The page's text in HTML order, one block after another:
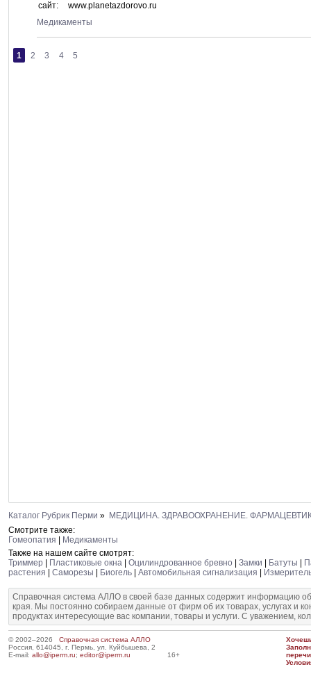
сайт:
www.planetazdorovo.ru
Медикаменты
1 2 3 4 5
Каталог Рубрик Перми » МЕДИЦИНА. ЗДРАВООХРАНЕНИЕ.
Смотрите также:
Гомеопатия
Медикаменты
Также на нашем сайте смотрят:
Триммер
Пластиковые окна Оцилиндрованное бревно Замки Батуты
растения
Саморезы Биогель Автомобильная сигнализация
Справочная система АЛЛО в своей базе данных содержит информацию
края. Мы постоянно собираем данные от фирм об их товарах, услугах и
продуктах интересующие вас компании, товары и услуги. С уважением,
© 2002–2026 Справочная система АЛЛО
Россия, 614045, г. Пермь, ул. Куйбышева, 2
E-mail: allo@iperm.ru; editor@iperm.ru 16+